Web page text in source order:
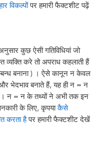
विकल्पोंपर हमारी फैक्टशीट पढ़ें
कुछ ऐसी गतिविधियां जो
करे तो अपराध कहलाती हैं
बनाना ) । ऐसे कानून न केवल
भेदभाव बनाते हैं, यह ही न = न
न = न के तथ्यों ने अभी तक इन
के लिए, कृपयाकैसे
करता हैपर हमारी फैक्टशीट देखें